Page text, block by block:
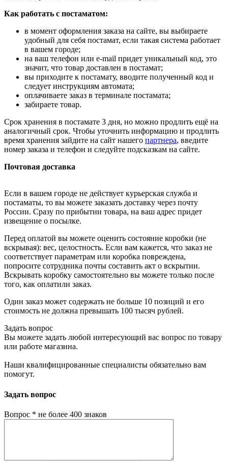
Как работать с постаматом:
в момент оформления заказа на сайте, вы выбираете
удобный для себя постамат, если такая система работает
в вашем городе;
на ваш телефон или e-mail придет уникальный код, это
значит, что товар доставлен в постамат;
вы приходите к постамату, вводите полученный код и
следует инструкциям автомата;
оплачиваете заказ в терминале постамата;
забираете товар.
Срок хранения в постамате 3 дня, но можно продлить ещё на
аналогичный срок. Чтобы уточнить информацию и продлить
время хранения зайдите на сайт нашего партнера, введите
номер заказа и телефон и следуйте подсказкам на сайте.
Почтовая доставка
Если в вашем городе не действует курьерская служба и
постаматы, то вы можете заказать доставку через почту
России. Сразу по прибытии товара, на ваш адрес придет
извещение о посылке.
Перед оплатой вы можете оценить состояние коробки (не
вскрывая): вес, целостность. Если вам кажется, что заказ не
соответствует параметрам или коробка повреждена,
попросите сотрудника почты составить акт о вскрытии.
Вскрывать коробку самостоятельно вы можете только после
того, как оплатили заказ.
Один заказ может содержать не больше 10 позиций и его
стоимость не должна превышать 100 тысяч рублей.
Задать вопрос
Вы можете задать любой интересующий вас вопрос по товару
или работе магазина.
Наши квалифицированные специалисты обязательно вам
помогут.
Задать вопрос
Вопрос * не более 400 знаков